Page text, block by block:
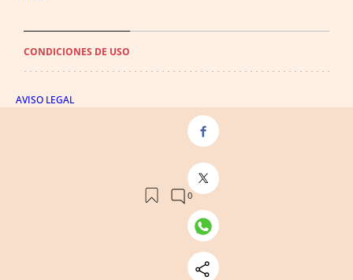
CONDICIONES DE USO
AVISO LEGAL
© 2026 El León de El Español Publicaciones S.A.